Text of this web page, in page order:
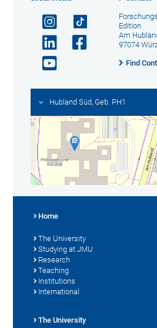
Edition
Am
97074
Find
Hubland Süd, Geb. PH1
Home
The University
Studying at JMU
Research
Teaching
Institutions
International
The University